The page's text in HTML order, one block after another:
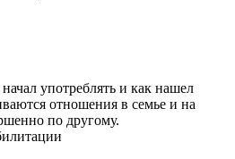
употреблять и как нашел
отношения в семье и на
по другому.